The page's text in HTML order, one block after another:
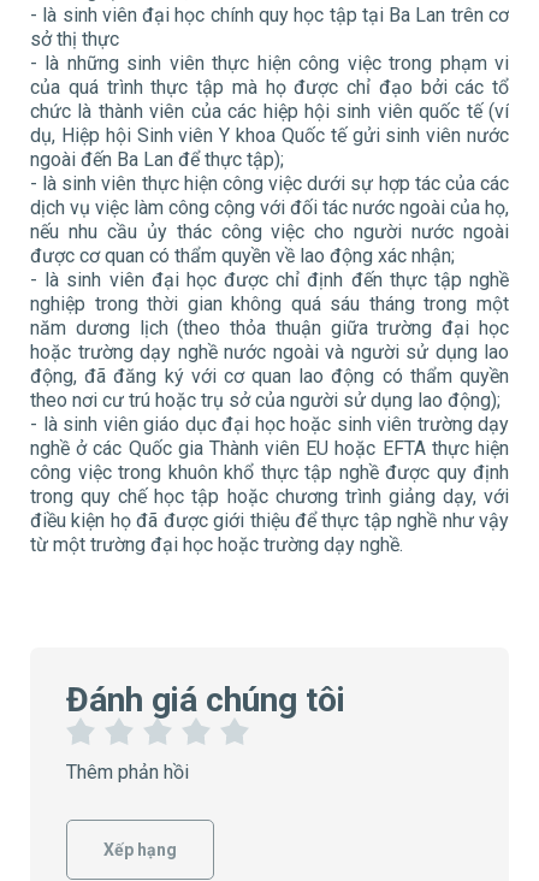
- là sinh viên đại học chính quy học tập tại Ba Lan trên cơ
sở thị thực
- là những sinh viên thực hiện công việc trong phạm vi
của quá trình thực tập mà họ được chỉ đạo bởi các tổ
chức là thành viên của các hiệp hội sinh viên quốc tế (ví
dụ, Hiệp hội Sinh viên Y khoa Quốc tế gửi sinh viên nước
ngoài đến Ba Lan để thực tập);
- là sinh viên thực hiện công việc dưới sự hợp tác của các
dịch vụ việc làm công cộng với đối tác nước ngoài của họ,
nếu nhu cầu ủy thác công việc cho người nước ngoài
được cơ quan có thẩm quyền về lao động xác nhận;
- là sinh viên đại học được chỉ định đến thực tập nghề
nghiệp trong thời gian không quá sáu tháng trong một
năm dương lịch (theo thỏa thuận giữa trường đại học
hoặc trường dạy nghề nước ngoài và người sử dụng lao
động, đã đăng ký với cơ quan lao động có thẩm quyền
theo nơi cư trú hoặc trụ sở của người sử dụng lao động);
- là sinh viên giáo dục đại học hoặc sinh viên trường dạy
nghề ở các Quốc gia Thành viên EU hoặc EFTA thực hiện
công việc trong khuôn khổ thực tập nghề được quy định
trong quy chế học tập hoặc chương trình giảng dạy, với
điều kiện họ đã được giới thiệu để thực tập nghề như vậy
từ một trường đại học hoặc trường dạy nghề.
Đánh giá chúng tôi
S
o
S
o
S
o
Thêm phản hồi
Xếp hạng